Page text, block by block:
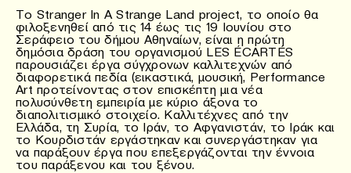
To Stranger In A Strange Land project, το οποίο θα
φιλοξενηθεί από τις 14 έως τις 19 Ιουνίου στο
Σεράφειο του δήμου Αθηναίων, είναι η πρώτη
δημόσια δράση του οργανισμού LES ÉCARTÉS
παρουσιάζει έργα σύγχρονων καλλιτεχνών από
διαφορετικά πεδία (εικαστικά, μουσική, Performance
Art προτείνοντας στον επισκέπτη μια νέα
πολυσύνθετη εμπειρία με κύριο άξονα το
διαπολιτισμικό στοιχείο. Καλλιτέχνες από την
Ελλάδα, τη Συρία, το Ιράν, το Αφγανιστάν, το Ιράκ και
το Κουρδιστάν εργάστηκαν και συνεργάστηκαν για
να παράξουν έργα που επεξεργάζονται την έννοια
του παράξενου και του ξένου.